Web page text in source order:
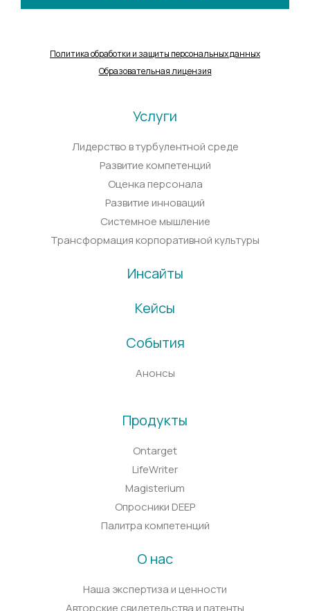
Политика обработки и защиты персональных данных
Образовательная лицензия
Услуги
Лидерство в турбулентной среде
Развитие компетенций
Оценка персонала
Развитие инноваций
Системное мышление
Трансформация корпоративной культуры
Инсайты
Кейсы
События
Анонсы
Продукты
Ontarget
LifeWriter
Magisterium
Опросники DEEP
Палитра компетенций
О нас
Наша экспертиза и ценности
Авторские свидетельства и патенты